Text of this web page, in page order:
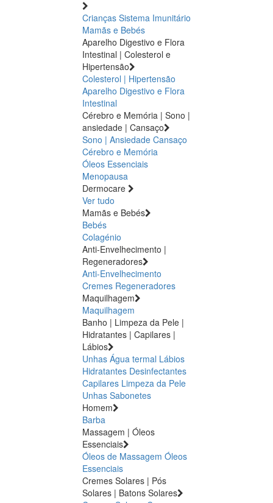
Crianças Sistema Imunitário
Mamãs e Bebés
Aparelho Digestivo e Flora
Intestinal | Colesterol e
Hipertensão
Colesterol | Hipertensão
Aparelho Digestivo e Flora
Intestinal
Cérebro e Memória | Sono |
ansiedade | Cansaço
Sono | Ansiedade Cansaço
Cérebro e Memória
Óleos Essenciais
Menopausa
Dermocare
Ver tudo
Mamãs e Bebés
Bebés
Colagénio
Anti-Envelhecimento |
Regeneradores
Anti-Envelhecimento
Cremes Regeneradores
Maquilhagem
Maquilhagem
Banho | Limpeza da Pele |
Hidratantes | Capilares |
Lábios
Unhas Água termal Lábios
Hidratantes Desinfectantes
Capilares Limpeza da Pele
Unhas Sabonetes
Homem
Barba
Massagem | Óleos
Essenciais
Óleos de Massagem Óleos
Essenciais
Cremes Solares | Pós
Solares | Batons Solares